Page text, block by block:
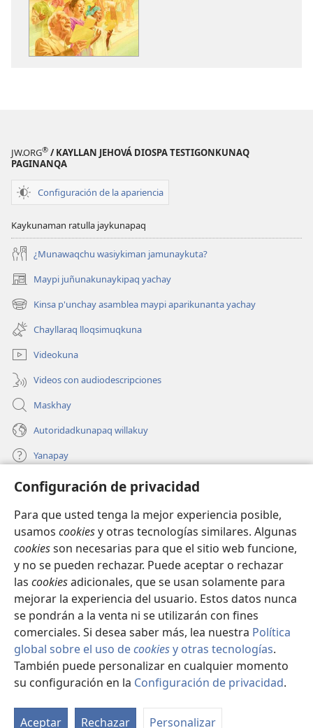
Configuración de privacidad
Para que usted tenga la mejor experiencia posible,
usamos cookiesy otras tecnologías similares. Algunas
cookiesson necesarias para que el sitio web funcione,
y no se pueden rechazar. Puede aceptar o rechazar
las cookiesadicionales, que se usan solamente para
mejorar la experiencia del usuario. Estos datos nunca
se pondrán a la venta ni se utilizarán con fines
comerciales. Si desea saber más, lea nuestra Política
global sobre el uso decookiesy otras tecnologías.
También puede personalizar en cualquier momento
su configuración en la Configuración de privacidad.
Aceptar Rechazar Personalizar
JW.ORG® / KAYLLAN JEHOVÁ DIOSPA TESTIGONKUNAQ
PAGINANQA
Configuración de la apariencia
Kaykunaman ratulla jaykunapaq
¿Munawaqchu wasiykiman jamunaykuta?
Maypi juñunakunaykipaq yachay
(abre
una
nueva
ventana)
Kinsa p'unchay asamblea maypi aparikunanta yachay
(abre
una
nueva
ventana)
Chayllaraq lloqsimuqkuna
Videokuna
Videos con audiodescripciones
Maskhay
Autoridadkunapaq willakuy
Yanapay
Donacionta churanapaq
una
nueva
ventana)
INTERNETPI QELQANCHISKUNA Watchtower™
(abre
una
nueva
ventana)
JW Hub
(abre
una
nueva
ventana)
JW Library ®
Copyright© 2026 Watch Tower Bible and Tract Society of Pennsylvania.
IMATAN RUWAWAQ IMATAN MANA
|
DATOSKUNATA
WAQAYCHASQAYKUMANTA |CONFIGURACIÓN DE PRIVACIDAD